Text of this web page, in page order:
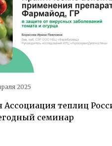
2025
Ассоциация теплиц
семинар